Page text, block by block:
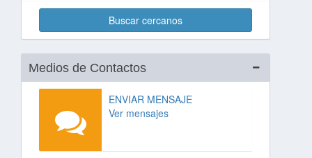
Buscar cercanos
Medios de Contactos
ENVIAR MENSAJE
Ver mensajes